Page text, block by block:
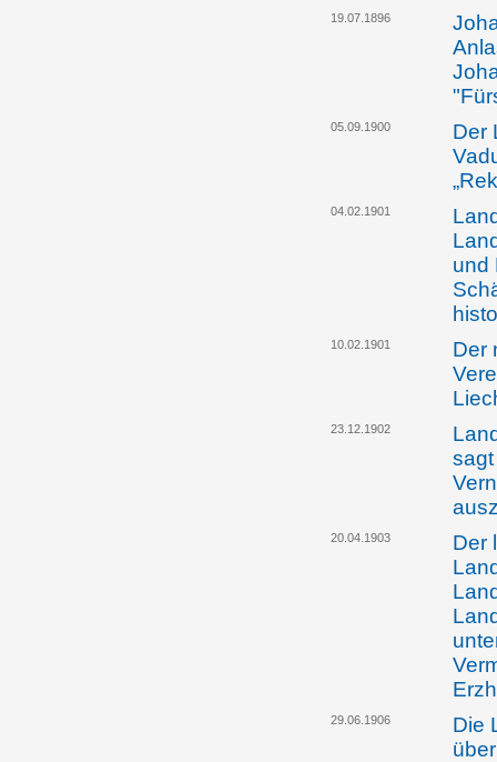
19.07.1896
05.09.1900
Der
04.02.1901
und
10.02.1901
Der
23.12.1902
20.04.1903
Der
29.06.1906
Die